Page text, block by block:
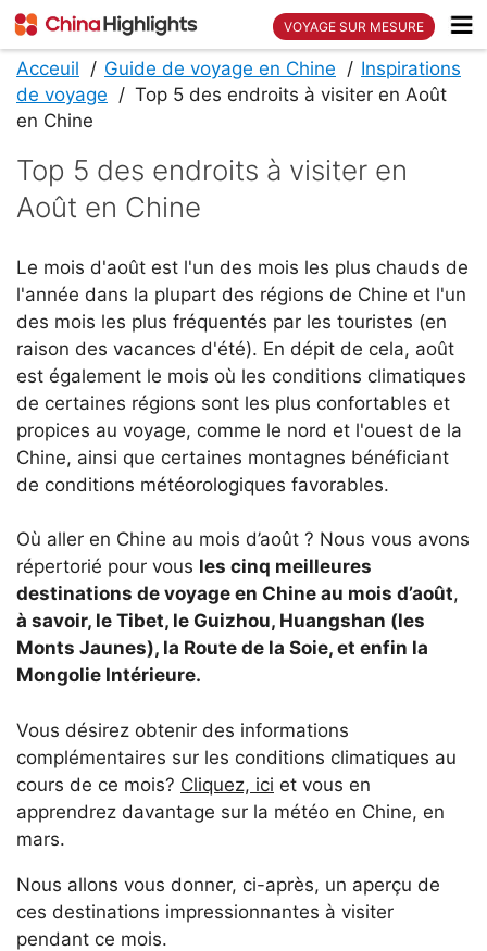
VOYAGE SUR MESURE
Acceuil Guide de voyage en Chine
Inspirations
de voyage
Top 5 des endroits à visiter en Août
en Chine
Top 5 des endroits à visiter en
Août en Chine
Le mois d'août est l'un des mois les plus chauds de
l'année dans la plupart des régions de Chine et l'un
des mois les plus fréquentés par les touristes (en
raison des vacances d'été). En dépit de cela, août
est également le mois où les conditions climatiques
de certaines régions sont les plus confortables et
propices au voyage, comme le nord et l'ouest de la
Chine, ainsi que certaines montagnes bénéficiant
de conditions météorologiques favorables.
Où aller en Chine au mois d’août ? Nous vous avons
répertorié pour vous les cinq meilleures
destinations de voyage en Chine au mois d’août,
à savoir, le Tibet, le Guizhou, Huangshan (les
Monts Jaunes), la Route de la Soie, et enfin la
Mongolie Intérieure.
Vous désirez obtenir des informations
complémentaires sur les conditions climatiques au
cours de ce mois? Cliquez, ici et vous en
apprendrez davantage sur la météo en Chine, en
mars.
Nous allons vous donner, ci-après, un aperçu de
ces destinations impressionnantes à visiter
pendant ce mois.